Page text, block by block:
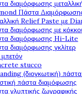
διαμόρφωσης
Πάστα
Relief Paste με
διαμόρφωσης με
διαμόρφωσης Hi-Lite
διαμόρφωσης γκλίτερ
stucco
(διογκωτική)
πάστα διαμόφωσης
γλυπτικής ζωγραφικής